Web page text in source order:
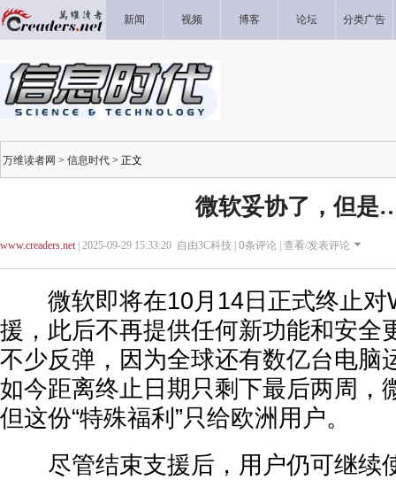
新闻 视频 博客 论坛 分类广告
万维读者网 > 信息时代 > 正文
微软妥协了，但是
www.creaders.net| 2025-09-29 15:33:20 自由3C科技 | 0条评论 | 查看/发表评论
微软即将在10月14日正式终止对
援，此后不再提供任何新功能和安全
不少反弹，因为全球还有数亿台电脑
如今距离终止日期只剩下最后两周，
但这份“特殊福利”只给欧洲用户。
尽管结束支援后，用户仍可继续